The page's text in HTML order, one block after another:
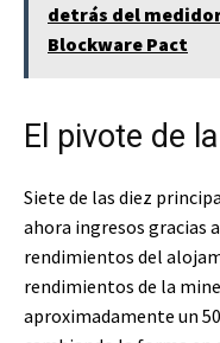
detrás del
Blockware Pact
El pivote de
Siete de las diez
ahora ingresos gracias
rendimientos del
rendimientos de la
aproximadamente un